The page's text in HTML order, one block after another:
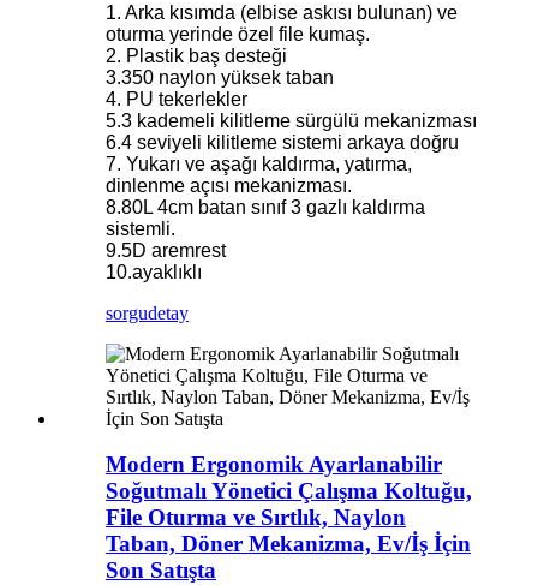
1. Arka kısımda (elbise askısı bulunan) ve
oturma yerinde özel file kumaş.
2. Plastik baş desteği
3.350 naylon yüksek taban
4. PU tekerlekler
5.3 kademeli kilitleme sürgülü mekanizması
6.4 seviyeli kilitleme sistemi arkaya doğru
7. Yukarı ve aşağı kaldırma, yatırma,
dinlenme açısı mekanizması.
8.80L 4cm batan sınıf 3 gazlı kaldırma
sistemli.
9.5D aremrest
10.ayaklıklı
sorgudetay
Modern Ergonomik Ayarlanabilir
Soğutmalı Yönetici Çalışma Koltuğu,
File Oturma ve Sırtlık, Naylon
Taban, Döner Mekanizma, Ev/İş İçin
Son Satışta